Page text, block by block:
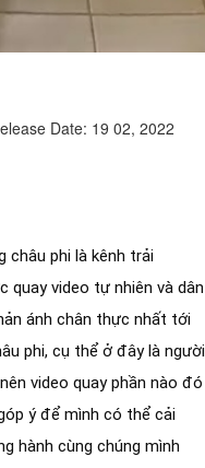
Date: 19 02, 2022
châu phi là kênh trải
quay video tự nhiên và dân
ánh chân thực nhất tới
phi, cụ thể ở đây là người
video quay phần nào đó
ý để mình có thể cải
hành cùng chúng mình